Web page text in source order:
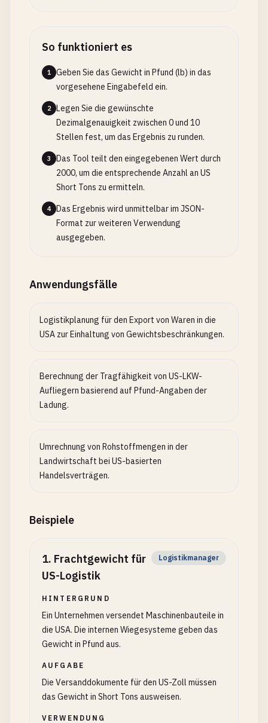
So funktioniert es
1
Geben Sie das Gewicht in Pfund (lb) in das
vorgesehene Eingabefeld ein.
2
Legen Sie die gewünschte
Dezimalgenauigkeit zwischen 0 und 10
Stellen fest, um das Ergebnis zu runden.
3
Das Tool teilt den eingegebenen Wert durch
2000, um die entsprechende Anzahl an US
Short Tons zu ermitteln.
4
Das Ergebnis wird unmittelbar im JSON-
Format zur weiteren Verwendung
ausgegeben.
Anwendungsfälle
Logistikplanung für den Export von Waren in die
USA zur Einhaltung von Gewichtsbeschränkungen.
Berechnung der Tragfähigkeit von US-LKW-
Aufliegern basierend auf Pfund-Angaben der
Ladung.
Umrechnung von Rohstoffmengen in der
Landwirtschaft bei US-basierten
Handelsverträgen.
Beispiele
1. Frachtgewicht für
US-Logistik
Logistikmanager
HINTERGRUND
Ein Unternehmen versendet Maschinenbauteile in
die USA. Die internen Wiegesysteme geben das
Gewicht in Pfund aus.
AUFGABE
Die Versanddokumente für den US-Zoll müssen
das Gewicht in Short Tons ausweisen.
VERWENDUNG